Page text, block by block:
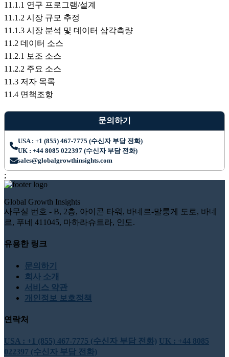
11.1.1 연구 프로그램/설계
11.1.2 시장 규모 추정
11.1.3 시장 분석 및 데이터 삼각측량
11.2 데이터 소스
11.2.1 보조 소스
11.2.2 주요 소스
11.3 저자 목록
11.4 면책조항
문의하기
USA : +1 (855) 467-7775 (수신자 부담 전화)
UK : +44 8085 022397 (수신자 부담 전화)
sales@globalgrowthinsights.com
;
Global Growth Insights
사무실 번호 - B, 2층, 아이콘 타워, 바네르-말룽게 도로, 바네
르, 푸네 411045, 마하라슈트라, 인도.
유용한 링크
문의하기
회사 소개
서비스 약관
개인정보 보호정책
연락처
USA : +1 (855) 467-7775 (수신자 부담 전화) UK : +44 8085
022397 (수신자 부담 전화)